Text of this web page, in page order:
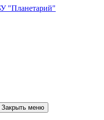
Закрыть меню